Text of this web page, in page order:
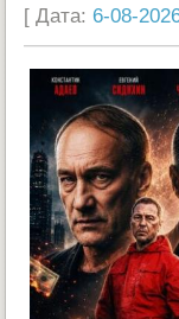
[ Дата: 6-08-